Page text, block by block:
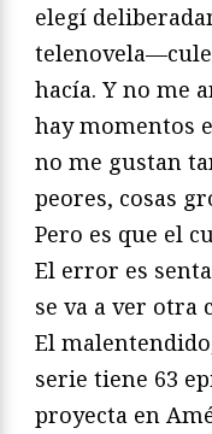
elegí
hacía. Y no me
hay momentos
no me gustan
peores, cosas
Pero es que el
El error es
se va a ver otra
El
serie tiene 63
proyecta en